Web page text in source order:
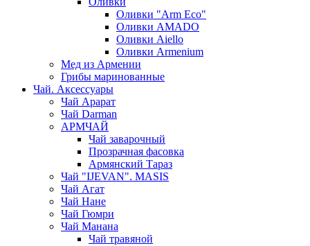
Оливки "Arm Eco"
Оливки AMADO
Оливки Aiello
Оливки Armenium
Мед из Армении
Грибы маринованные
Чай. Аксессуары
Чай Арарат
Чай Darman
АРМЧАЙ
Чай заварочный
Прозрачная фасовка
Армянский Тараз
Чай "IJEVAN". MASIS
Чай Агат
Чай Нане
Чай Гюмри
Чай Манана
Чай травяной